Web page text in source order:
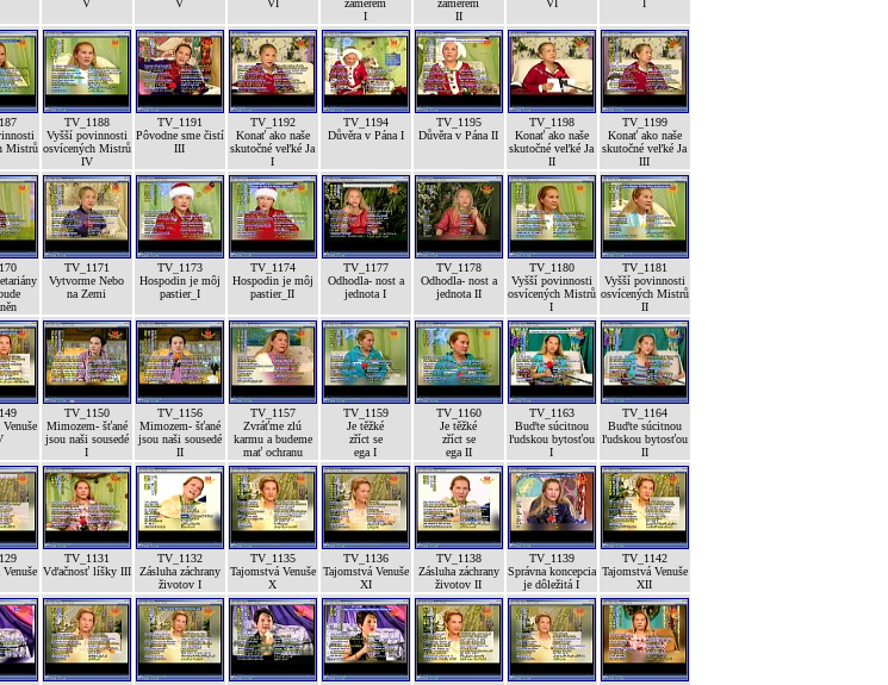
V
V
VI
záměrem
I
záměrem
II
VI
I
Mistrů
TV_1188
Vyšší povinnosti
osvícených Mistrů
IV
TV_1191
Pôvodne sme čistí
III
TV_1192
Konať ako naše
skutočné veľké Ja
I
TV_1194
Důvěra v Pána I
TV_1195
Důvěra v Pána II
TV_1198
Konať ako naše
skutočné veľké Ja
II
TV_1199
Konať ako naše
skutočné veľké Ja
III
TV_1171
Vytvorme Nebo
na Zemi
TV_1173
Hospodin je môj
pastier_I
TV_1174
Hospodin je môj
pastier_II
TV_1177
Odhodla- nost a
jednota I
TV_1178
Odhodla- nost a
jednota II
TV_1180
Vyšší povinnosti
osvícených Mistrů
I
TV_1181
Vyšší povinnosti
osvícených Mistrů
II
TV_1150
Mimozem- šťané
jsou naši sousedé
I
TV_1156
Mimozem- šťané
jsou naši sousedé
II
TV_1157
Zvráťme zlú
karmu a budeme
mať ochranu
TV_1159
Je těžké
zříct se
ega I
TV_1160
Je těžké
zříct se
ega II
TV_1163
Buďte súcitnou
ľudskou bytosťou
I
TV_1164
Buďte súcitnou
ľudskou bytosťou
II
TV_1131
Vďačnosť líšky III
TV_1132
Zásluha záchrany
životov I
TV_1135
Tajomstvá Venuše
X
TV_1136
Tajomstvá Venuše
XI
TV_1138
Zásluha záchrany
životov II
TV_1139
Správna koncepcia
je dôležitá I
TV_1142
Tajomstvá Venuše
XII